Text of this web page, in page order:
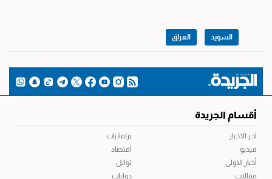
السويد العراق
أقسام الجريدة
آخر الاخبار
فيديو
أخبار الاولى
مقالات
برلمانيات
اقتصاد
توابل
دوليات